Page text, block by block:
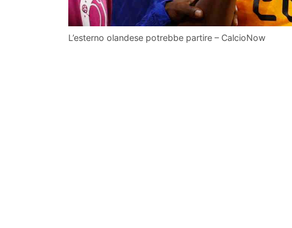
L’esterno olandese potrebbe partire – CalcioNow